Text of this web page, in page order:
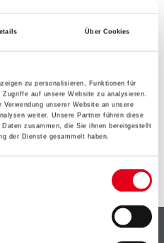
Über Cookies
zu personalisieren, Funktionen für
auf unsere Website zu analysieren.
unserer Website an unsere
weiter. Unsere Partner führen diese
zusammen, die Sie ihnen bereitgestellt
der Dienste gesammelt haben.
an der Lösung und
wie möglich beheben.
unseren Online-Shop
sich inspirieren.